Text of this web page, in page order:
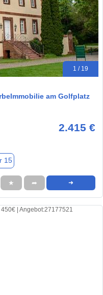
1 / 19
am Golfplatz
2.415 €
15
★ ➦ ➜